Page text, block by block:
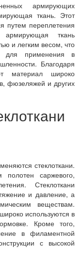
армирующих
ткань. Этот
путем переплетения
армирующая ткань
и легким весом, что
для применения в
Благодаря
материал широко
фюзеляжей и других
стеклоткани.
полотен саржевого,
Стеклоткани
и давление, а
веществам.
используются в
Кроме того,
в филаментной
с высокой